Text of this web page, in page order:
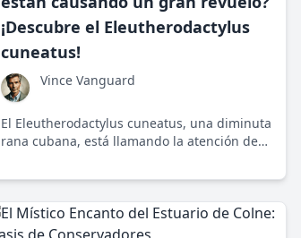
¡Descubre el Eleutherodactylus
cuneatus!
Vince Vanguard
El Eleutherodactylus cuneatus, una diminuta
rana cubana, está llamando la atención de
plantea preguntas sobre las prioridades en